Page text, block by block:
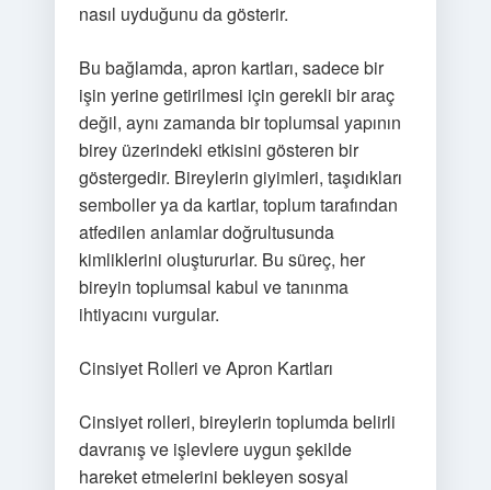
nasıl uyduğunu da gösterir.
Bu bağlamda, apron kartları, sadece bir
işin yerine getirilmesi için gerekli bir araç
değil, aynı zamanda bir toplumsal yapının
birey üzerindeki etkisini gösteren bir
göstergedir. Bireylerin giyimleri, taşıdıkları
semboller ya da kartlar, toplum tarafından
atfedilen anlamlar doğrultusunda
kimliklerini oluştururlar. Bu süreç, her
bireyin toplumsal kabul ve tanınma
ihtiyacını vurgular.
Cinsiyet Rolleri ve Apron Kartları
Cinsiyet rolleri, bireylerin toplumda belirli
davranış ve işlevlere uygun şekilde
hareket etmelerini bekleyen sosyal